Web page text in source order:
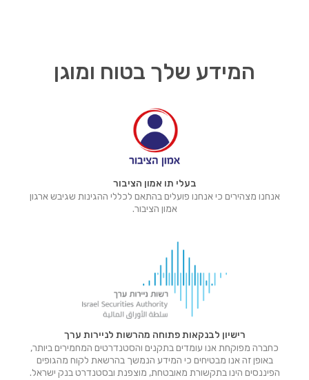
המידע שלך בטוח ומוגן
בעלי תו אמון הציבור
אנחנו מצהירים כי אנחנו פועלים בהתאם לכללי ההגינות שגיבש ארגון
אמון הציבור.
רישיון לבנקאות פתוחה מהרשות לניירות ערך
כחברה מפוקחת אנו עומדים בתקנים והסטנדרטים המחמירים ביותר,
באופן זה אנו מבטיחים כי המידע הנמשך בהרשאת לקוח מהגופים
הפיננסים הינו בתקשורת מאובטחת, מוצפנת ובסטנדרט בנק ישראל.